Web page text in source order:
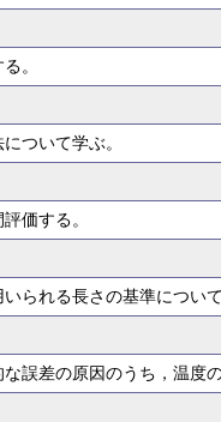
。
ついて学ぶ。
価する。
られる長さの基準につい
誤差の原因のうち，温度